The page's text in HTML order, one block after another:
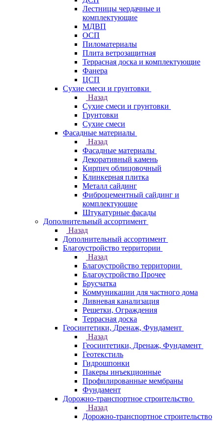
Лестницы чердачные и
комплектующие
МДВП
ОСП
Пиломатериалы
Плита ветрозащитная
Террасная доска и комплектующие
Фанера
ЦСП
Сухие смеси и грунтовки
Назад
Сухие смеси и грунтовки
Грунтовки
Сухие смеси
Фасадные материалы
Назад
Фасадные материалы
Декоративный камень
Кирпич облицовочный
Клинкерная плитка
Металл сайдинг
Фиброцементный сайдинг и
комплектующие
Штукатурные фасады
Дополнительный ассортимент
Назад
Дополнительный ассортимент
Благоустройство территории
Назад
Благоустройство территории
Благоустройство Прочее
Брусчатка
Коммуникации для частного дома
Ливневая канализация
Решетки, Ограждения
Террасная доска
Геосинтетики, Дренаж, Фундамент
Назад
Геосинтетики, Дренаж, Фундамент
Геотекстиль
Гидрошпонки
Пакеры инъекционные
Профилированные мембраны
Фундамент
Дорожно-транспортное строительство
Назад
Дорожно-транспортное строительство